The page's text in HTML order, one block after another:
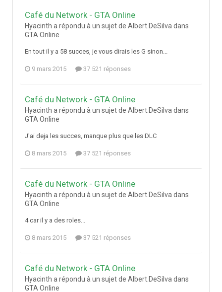
Café du Network - GTA Online
Hyacinth a répondu à un sujet de Albert.DeSilva dans
GTA Online
En tout il y a 58 succes, je vous dirais les G sinon...
9 mars 2015 37 521 réponses
Café du Network - GTA Online
Hyacinth a répondu à un sujet de Albert.DeSilva dans
GTA Online
J'ai deja les succes, manque plus que les DLC
8 mars 2015 37 521 réponses
Café du Network - GTA Online
Hyacinth a répondu à un sujet de Albert.DeSilva dans
GTA Online
4 car il y a des roles...
8 mars 2015 37 521 réponses
Café du Network - GTA Online
Hyacinth a répondu à un sujet de Albert.DeSilva dans
GTA Online